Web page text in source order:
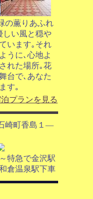
の薫りあふれ
しい風と穏や
います｡それ
うに､心地よ
れた場所｡花
台で､あなた
す｡
プランを見る
崎町香島１―
特急で金沢駅
倉温泉駅下車